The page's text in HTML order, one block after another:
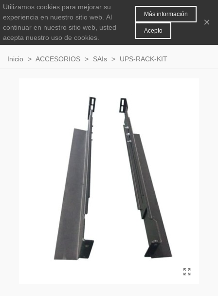
0
Inicio > ACCESORIOS > SAIs > UPS-RACK-KIT
Utilizamos cookies para mejorar su
experiencia en nuestro sitio web. Al
continuar en nuestro sitio web, usted
acepta nuestro uso de cookies.
Más información
Acepto
×